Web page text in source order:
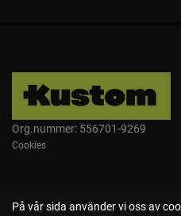
Org.nummer: 556701-9269
Cookies
På vår sida använder vi oss av